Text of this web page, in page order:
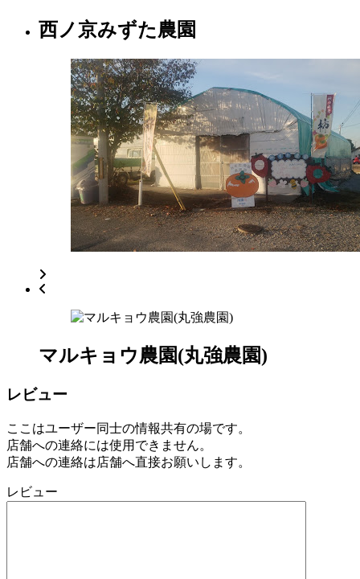
奈
西ノ京みずた農園
マルキョウ農園(丸強農園)
レビュー
ここはユーザー同士の情報共有の場です。
店舗への連絡には使用できません。
店舗への連絡は店舗へ直接お願いします。
レビュー